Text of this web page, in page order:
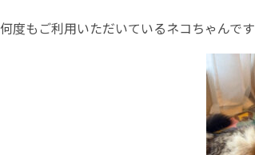
何度もご利用いただいているネコちゃんです